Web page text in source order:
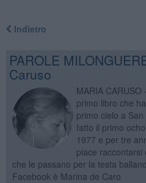
Indietro
PAROLE
Caruso
MARIA CARUSO
primo libro che
primo cielo a
fatto il primo
1977 e per tre
piace
che le passano per la testa
Facebook è Marina de Caro